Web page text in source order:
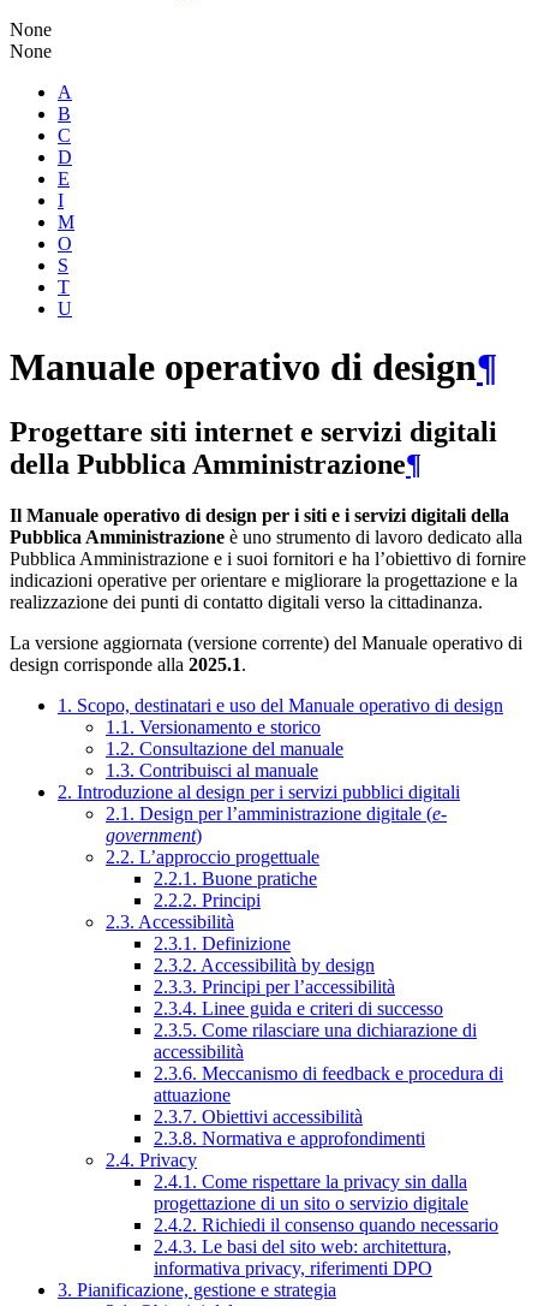
None
None
A
B
C
D
E
I
M
O
S
T
U
Manuale operativo di design¶
Progettare siti internet e servizi digitali
della Pubblica Amministrazione¶
Il Manuale operativo di design per i siti e i servizi digitali della
Pubblica Amministrazione è uno strumento di lavoro dedicato alla
Pubblica Amministrazione e i suoi fornitori e ha l’obiettivo di fornire
indicazioni operative per orientare e migliorare la progettazione e la
realizzazione dei punti di contatto digitali verso la cittadinanza.
La versione aggiornata (versione corrente) del Manuale operativo di
design corrisponde alla 2025.1.
1. Scopo, destinatari e uso del Manuale operativo di design
1.1. Versionamento e storico
1.2. Consultazione del manuale
1.3. Contribuisci al manuale
2. Introduzione al design per i servizi pubblici digitali
2.1. Design per l’amministrazione digitale (e-
government)
2.2. L’approccio progettuale
2.2.1. Buone pratiche
2.2.2. Principi
2.3. Accessibilità
2.3.1. Definizione
2.3.2. Accessibilità by design
2.3.3. Principi per l’accessibilità
2.3.4. Linee guida e criteri di successo
2.3.5. Come rilasciare una dichiarazione di
accessibilità
2.3.6. Meccanismo di feedback e procedura di
attuazione
2.3.7. Obiettivi accessibilità
2.3.8. Normativa e approfondimenti
2.4. Privacy
2.4.1. Come rispettare la privacy sin dalla
progettazione di un sito o servizio digitale
2.4.2. Richiedi il consenso quando necessario
2.4.3. Le basi del sito web: architettura,
informativa privacy, riferimenti DPO
3. Pianificazione, gestione e strategia